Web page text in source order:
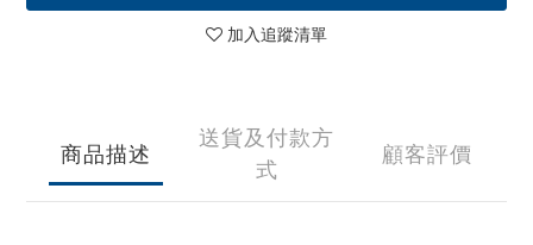
加入追蹤清單
商品描述
送貨及付款方
式
顧客評價